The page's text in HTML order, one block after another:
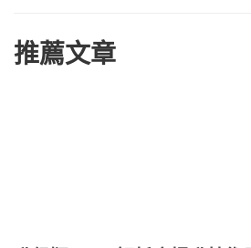
推薦文章